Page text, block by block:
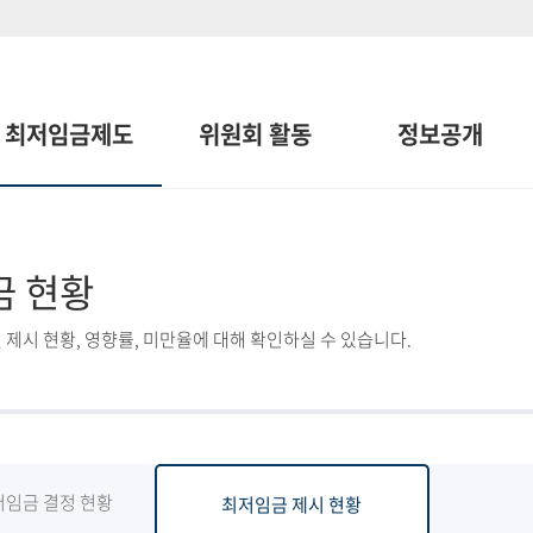
최저임금제도 위원회 활동 정보공개
현황
시 현황, 영향률, 미만율에 대해 확인하실 수 있습니다.
금 결정 현황 최저임금 제시 현황